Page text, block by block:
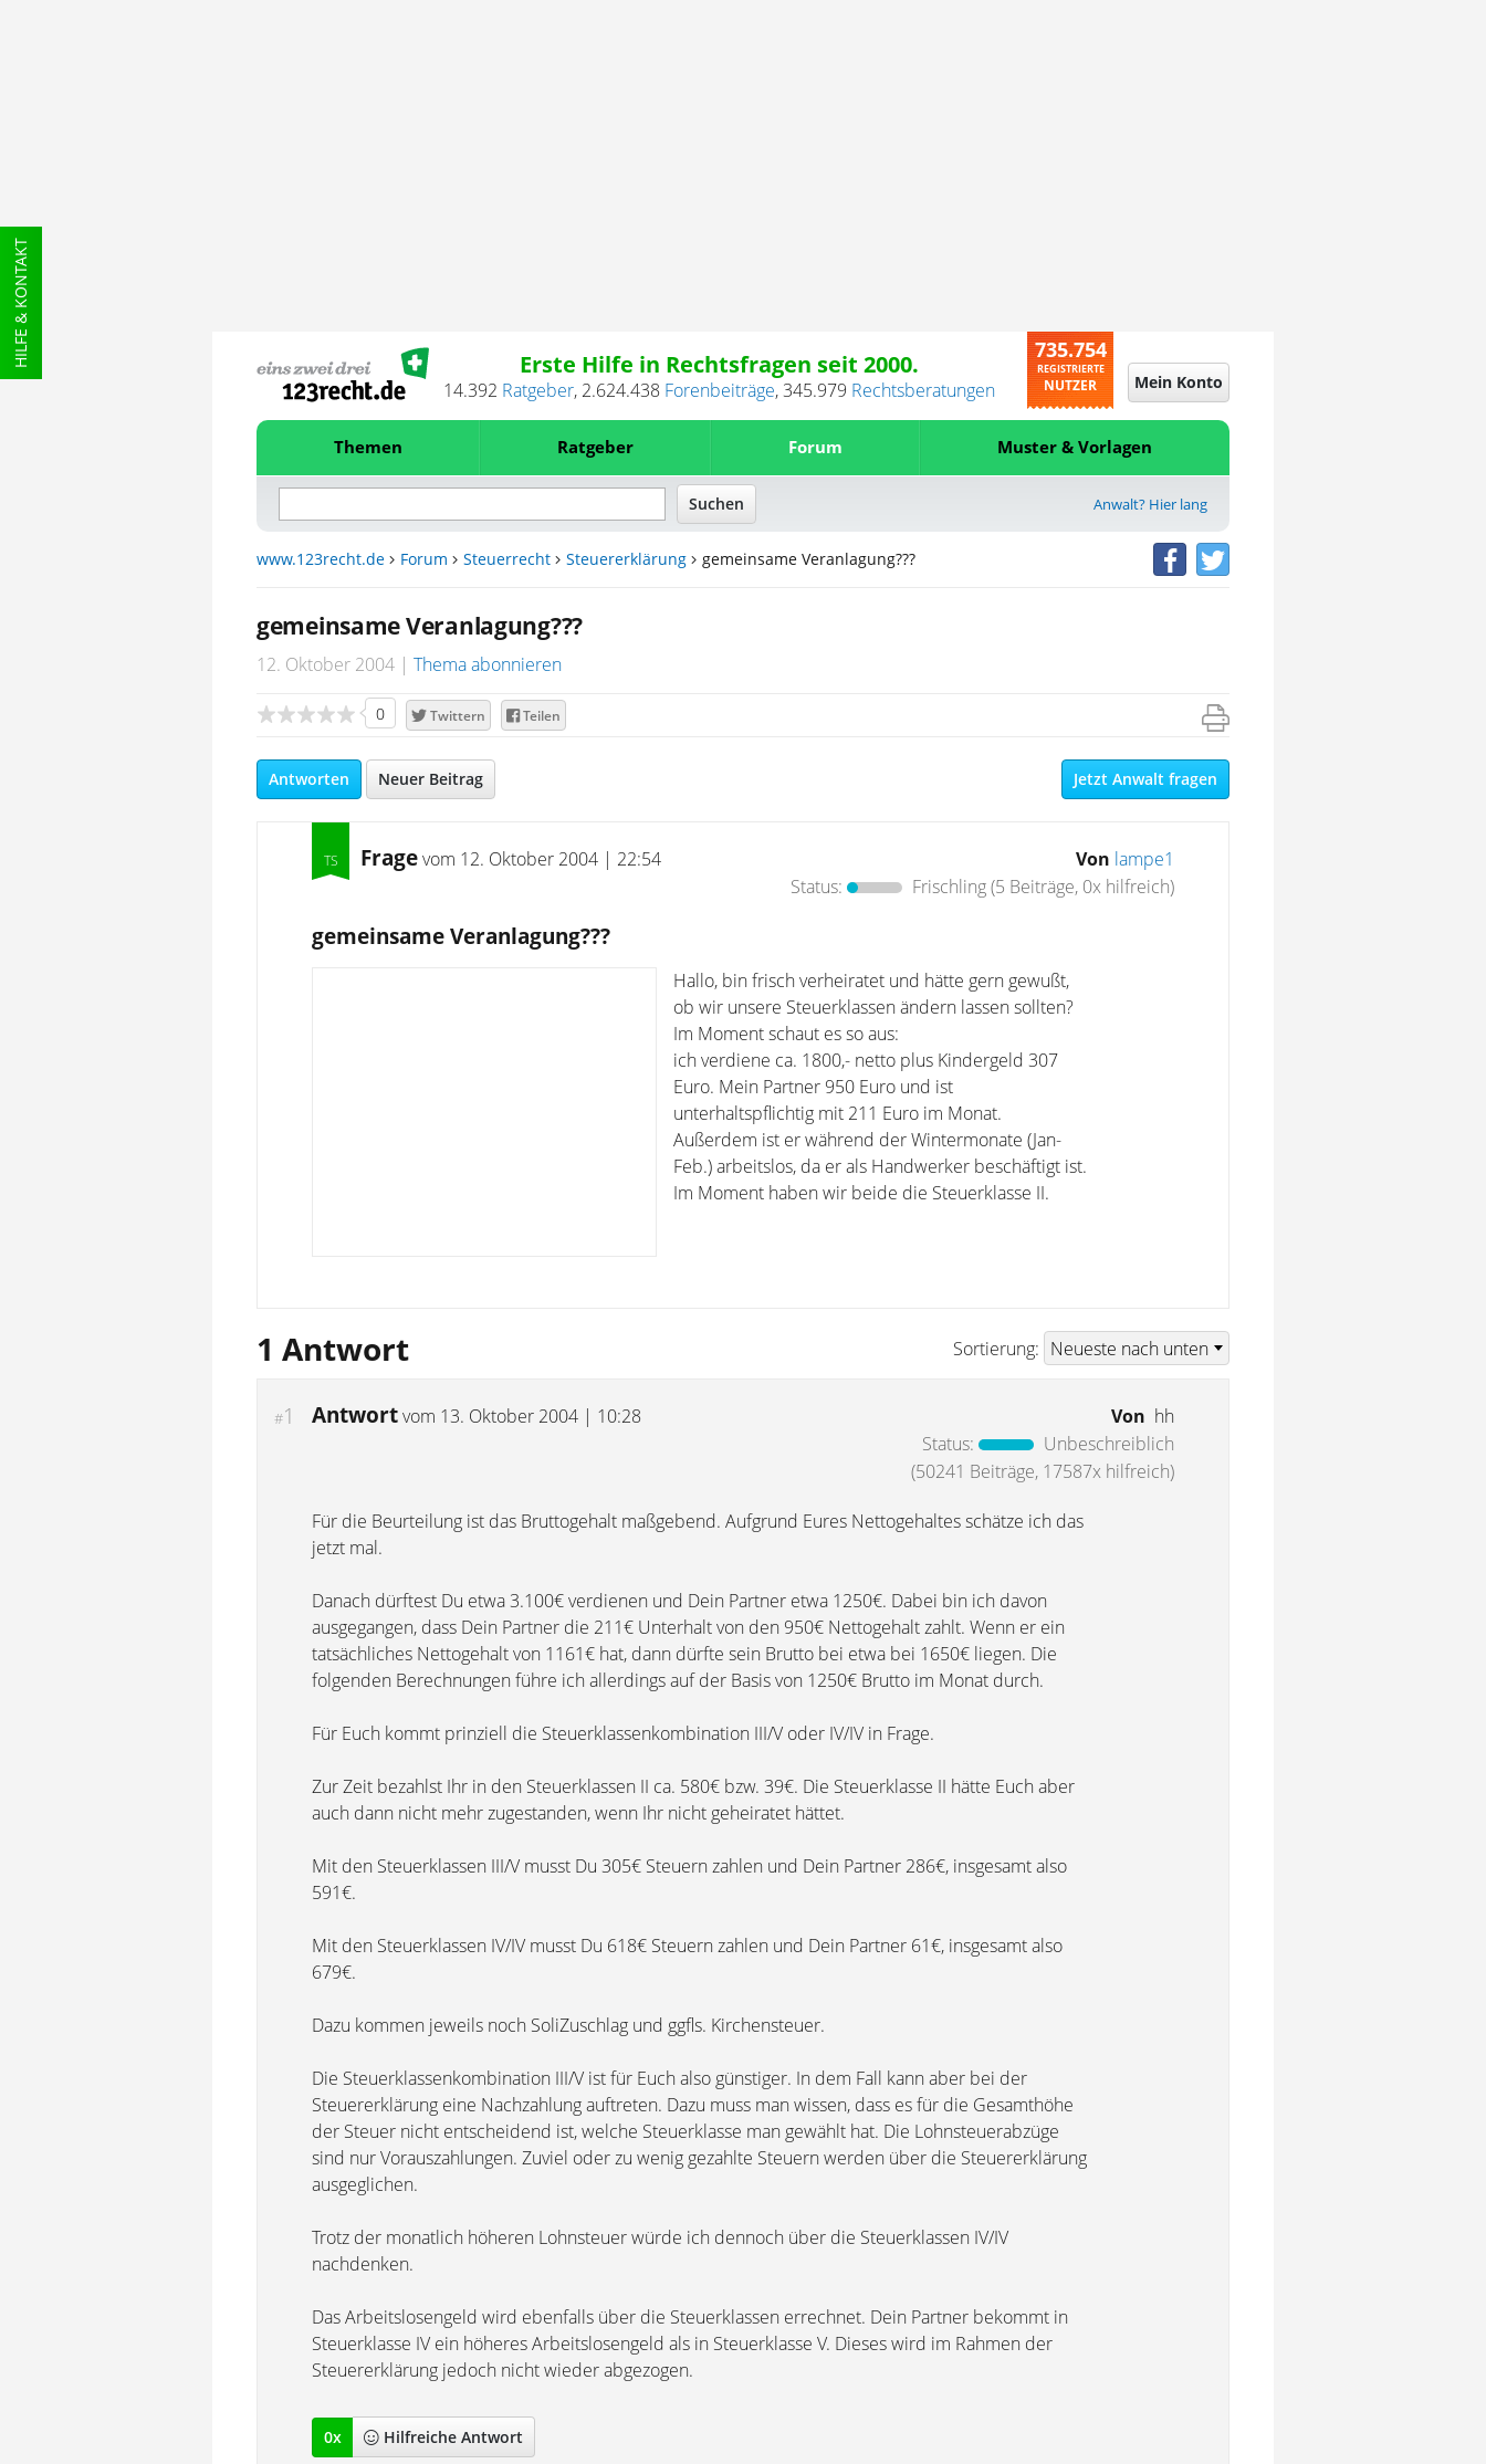
HILFE & KONTAKT Erste Hilfe in Rechtsfragen seit 2000.
14.392 Ratgeber, 2.624.438 Forenbeiträge,345.979 Rechtsberatungen
735.754
REGISTRIERTE
NUTZER Mein Konto
Themen Ratgeber Forum Muster & Vorlagen
Anwalt? Hier lang
www.123recht.de Forum Steuerrecht Steuererklärung gemeinsame Veranlagung???
gemeinsame Veranlagung???
12. Oktober 2004 Thema abonnieren
0 Twittern Teilen
Antworten Neuer Beitrag Jetzt Anwalt fragen
Fragevom 12. Oktober 2004 | 22:54 Von lampe1
Status:
Frischling(5 Beiträge, 0x hilfreich)
gemeinsame Veranlagung???
Hallo, bin frisch verheiratet und hätte gern gewußt,
ob wir unsere Steuerklassen ändern lassen sollten?
Im Moment schaut es so aus:
ich verdiene ca. 1800,- netto plus Kindergeld 307
Euro. Mein Partner 950 Euro und ist
unterhaltspflichtig mit 211 Euro im Monat.
Außerdem ist er während der Wintermonate (Jan-
Feb.) arbeitslos, da er als Handwerker beschäftigt ist.
Im Moment haben wir beide die Steuerklasse II.
1 Antwort Sortierung:
#1 Antwortvom 13. Oktober 2004 | 10:28 Von hh
Status:
Unbeschreiblich
(50241 Beiträge, 17587x hilfreich)
Für die Beurteilung ist das Bruttogehalt maßgebend. Aufgrund Eures Nettogehaltes schätze ich das
jetzt mal.
Danach dürftest Du etwa 3.100€ verdienen und Dein Partner etwa 1250€. Dabei bin ich davon
ausgegangen, dass Dein Partner die 211€ Unterhalt von den 950€ Nettogehalt zahlt. Wenn er ein
tatsächliches Nettogehalt von 1161€ hat, dann dürfte sein Brutto bei etwa bei 1650€ liegen. Die
folgenden Berechnungen führe ich allerdings auf der Basis von 1250€ Brutto im Monat durch.
Für Euch kommt prinziell die Steuerklassenkombination III/V oder IV/IV in Frage.
Zur Zeit bezahlst Ihr in den Steuerklassen II ca. 580€ bzw. 39€. Die Steuerklasse II hätte Euch aber
auch dann nicht mehr zugestanden, wenn Ihr nicht geheiratet hättet.
Mit den Steuerklassen III/V musst Du 305€ Steuern zahlen und Dein Partner 286€, insgesamt also
591€.
Mit den Steuerklassen IV/IV musst Du 618€ Steuern zahlen und Dein Partner 61€, insgesamt also
679€.
Dazu kommen jeweils noch SoliZuschlag und ggfls. Kirchensteuer.
Die Steuerklassenkombination III/V ist für Euch also günstiger. In dem Fall kann aber bei der
Steuererklärung eine Nachzahlung auftreten. Dazu muss man wissen, dass es für die Gesamthöhe
der Steuer nicht entscheidend ist, welche Steuerklasse man gewählt hat. Die Lohnsteuerabzüge
sind nur Vorauszahlungen. Zuviel oder zu wenig gezahlte Steuern werden über die Steuererklärung
ausgeglichen.
Trotz der monatlich höheren Lohnsteuer würde ich dennoch über die Steuerklassen IV/IV
nachdenken.
Das Arbeitslosengeld wird ebenfalls über die Steuerklassen errechnet. Dein Partner bekommt in
Steuerklasse IV ein höheres Arbeitslosengeld als in Steuerklasse V. Dieses wird im Rahmen der
Steuererklärung jedoch nicht wieder abgezogen.
0x Hilfreiche Antwort